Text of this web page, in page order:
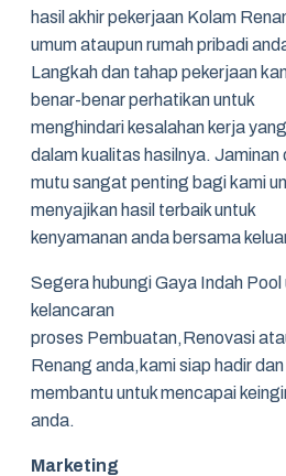
hasil akhir pekerjaan Kolam
umum ataupun rumah pribadi
Langkah dan tahap pekerjaan
benar-benar perhatikan untuk
menghindari kesalahan kerja
dalam kualitas hasilnya. Jaminan
mutu sangat penting bagi kami
menyajikan hasil terbaik untuk
kenyamanan anda bersama
Segera hubungi Gaya Indah Pool
kelancaran
proses Pembuatan,Renovasi
Renang anda,kami siap hadir dan
membantu untuk mencapai
anda.
Marketing